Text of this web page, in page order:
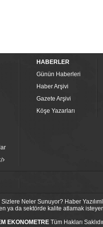
HABERLER
Günün Haberleri
Haber Arşivi
Gazete Arşivi
Köşe Yazarları
Neler Sunuyor? Haber
ya da sektörde kalite atlamak
EKONOMETRE Tüm Hakları